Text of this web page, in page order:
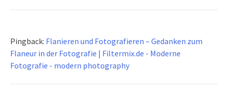
Pingback: Flanieren und Fotografieren – Gedanken zum
Flaneur in der Fotografie | Filtermix.de - Moderne
Fotografie - modern photography